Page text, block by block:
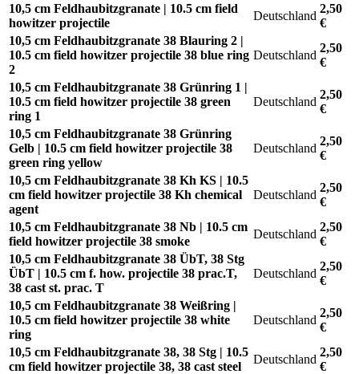
10,5 cm Feldhaubitzgranate | 10.5 cm field
howitzer projectile
Deutschland
2,50
€
10,5 cm Feldhaubitzgranate 38 Blauring 2 |
10.5 cm field howitzer projectile 38 blue ring
2
Deutschland
2,50
€
10,5 cm Feldhaubitzgranate 38 Grünring 1 |
10.5 cm field howitzer projectile 38 green
ring 1
Deutschland
2,50
€
10,5 cm Feldhaubitzgranate 38 Grünring
Gelb | 10.5 cm field howitzer projectile 38
green ring yellow
Deutschland
2,50
€
10,5 cm Feldhaubitzgranate 38 Kh KS | 10.5
cm field howitzer projectile 38 Kh chemical
agent
Deutschland
2,50
€
10,5 cm Feldhaubitzgranate 38 Nb | 10.5 cm
field howitzer projectile 38 smoke
Deutschland
2,50
€
10,5 cm Feldhaubitzgranate 38 ÜbT, 38 Stg
ÜbT | 10.5 cm f. how. projectile 38 prac.T,
38 cast st. prac. T
Deutschland
2,50
€
10,5 cm Feldhaubitzgranate 38 Weißring |
10.5 cm field howitzer projectile 38 white
ring
Deutschland
2,50
€
10,5 cm Feldhaubitzgranate 38, 38 Stg | 10.5
cm field howitzer projectile 38, 38 cast steel
Deutschland
2,50
€